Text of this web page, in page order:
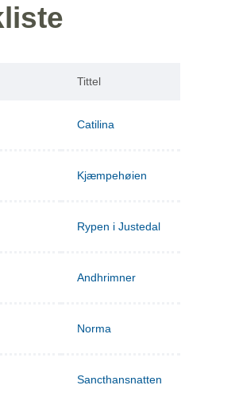
Tittel
Catilina
Kjæmpehøien
Rypen i Justedal
Andhrimner
Norma
Sancthansnatten